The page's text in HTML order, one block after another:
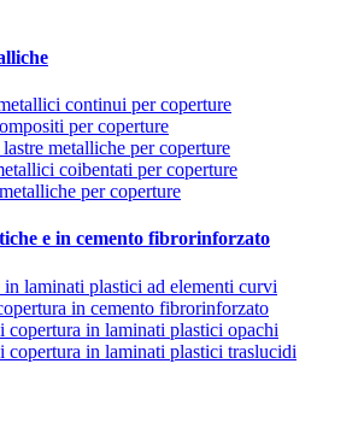
continui per coperture
per coperture
metalliche per coperture
coibentati per coperture
per coperture
e in cemento fibrorinforzato
in laminati plastici ad elementi curvi
in cemento fibrorinforzato
copertura in laminati plastici opachi
copertura in laminati plastici traslucidi